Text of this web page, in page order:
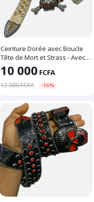
Ceinture Dorée avec Boucle
Tête de Mort et Strass - Avec
Cadenas
10 000 FCFA
12 000 FCFA -16%